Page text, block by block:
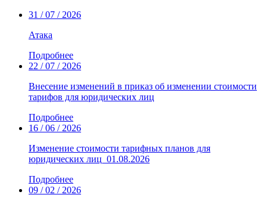
31 / 07 / 2026
Атака
Подробнее
22 / 07 / 2026
Внесение изменений в приказ об изменении стоимости
тарифов для юридических лиц
Подробнее
16 / 06 / 2026
Изменение стоимости тарифных планов для
юридических лиц_01.08.2026
Подробнее
09 / 02 / 2026